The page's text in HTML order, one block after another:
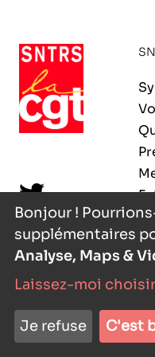
Fonction publique
Actions spécifiques
CNRS – Centre
scientifique
INRIA - Institut
sciences et
INSERM – Institut
IRD – Institut de
développement
INED – Institut
démographiques
IFREMER – Institut
AGENDA
VOS
ADHÉRER
- agence digitale
Bonjour !
supplémentaires
Analyse, Maps &
Laissez-moi choisir
Je refuse C'est